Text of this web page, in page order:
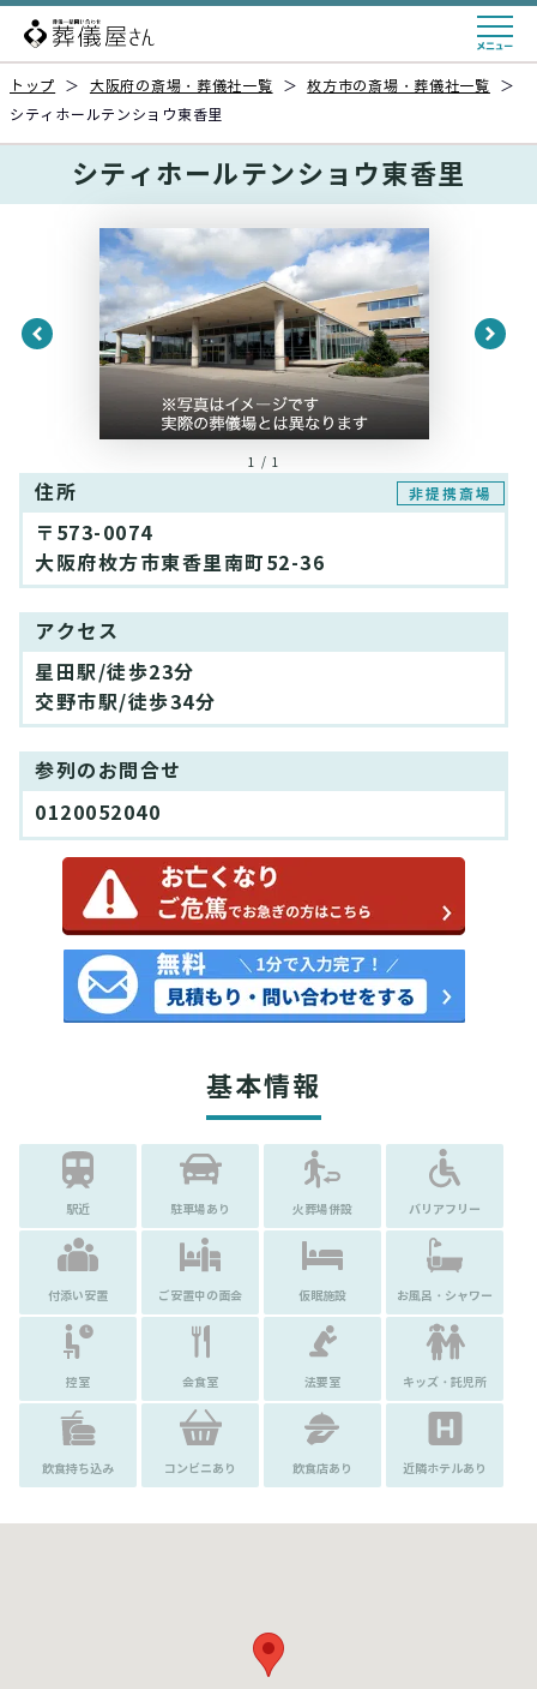
トップ ＞ 大阪府の斎場・葬儀社一覧 ＞ 枚方市の斎場・葬儀社一覧
＞
シティホールテンショウ東香里
シティホールテンショウ東香里
1 / 1
住所 非提携斎場
〒573-0074
大阪府枚方市東香里南町52-36
アクセス
星田駅/徒歩23分
交野市駅/徒歩34分
参列のお問合せ
0120052040
基本情報
駅近 駐車場あり 火葬場併設 バリアフリー
付添い安置 ご安置中の面会 仮眠施設 お風呂・シャワー
控室 会食室 法要室 キッズ・託児所
飲食持ち込み コンビニあり 飲食店あり 近隣ホテルあり